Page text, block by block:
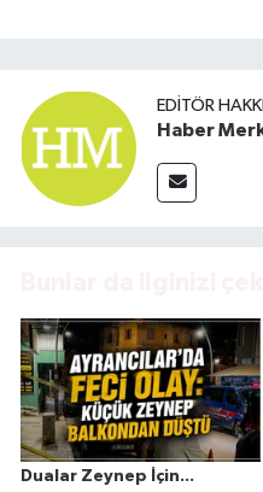
EDITÖR
Haber
Dualar Zeynep İçin...